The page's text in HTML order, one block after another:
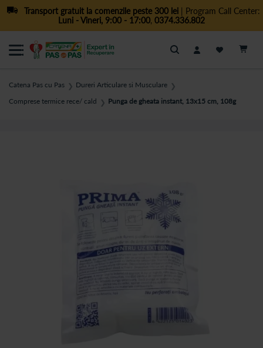
Transport gratuit la comenzile peste 300 lei| Program Call Center:
Luni - Vineri, 9:00 - 17:00, 0374.336.802
Cautare
Catena Pas cu Pas ❯ Dureri Articulare si Musculare ❯
Comprese termice rece/ cald ❯ Punga de gheata instant, 13x15 cm, 108g